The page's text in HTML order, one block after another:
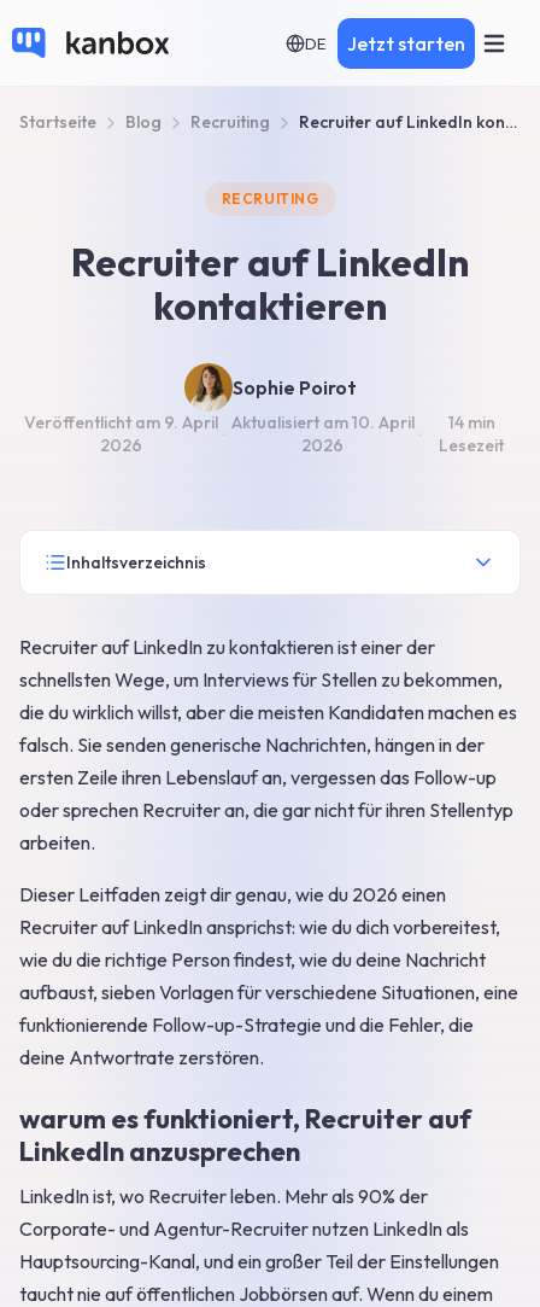
DE Jetzt starten
Startseite Blog Recruiting Recruiter auf LinkedIn kontaktieren (Vorlagen + Beispiele)
RECRUITING
Recruiter auf LinkedIn
kontaktieren
Sophie Poirot
Veröffentlicht am 9. April
2026
·
Aktualisiert am10. April
2026
·
14 min
Lesezeit
Inhaltsverzeichnis
Recruiter auf LinkedIn zu kontaktieren ist einer der
schnellsten Wege, um Interviews für Stellen zu bekommen,
die du wirklich willst, aber die meisten Kandidaten machen es
falsch. Sie senden generische Nachrichten, hängen in der
ersten Zeile ihren Lebenslauf an, vergessen das Follow-up
oder sprechen Recruiter an, die gar nicht für ihren Stellentyp
arbeiten.
Dieser Leitfaden zeigt dir genau, wie du 2026 einen
Recruiter auf LinkedIn ansprichst: wie du dich vorbereitest,
wie du die richtige Person findest, wie du deine Nachricht
aufbaust, sieben Vorlagen für verschiedene Situationen, eine
funktionierende Follow-up-Strategie und die Fehler, die
deine Antwortrate zerstören.
warum es funktioniert, Recruiter auf
LinkedIn anzusprechen
LinkedIn ist, wo Recruiter leben. Mehr als 90% der
Corporate- und Agentur-Recruiter nutzen LinkedIn als
Hauptsourcing-Kanal, und ein großer Teil der Einstellungen
taucht nie auf öffentlichen Jobbörsen auf. Wenn du einem